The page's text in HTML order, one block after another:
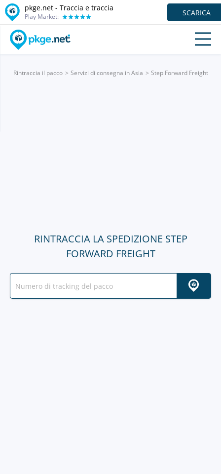
pkge.net - Traccia e traccia
Play Market: SCARICA
Rintraccia il pacco Servizi di consegna in Asia Step Forward Freight
RINTRACCIA LA SPEDIZIONE STEP
FORWARD FREIGHT